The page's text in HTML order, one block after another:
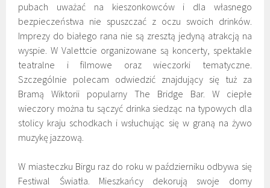
pubach uważać na kieszonkowców i dla własnego
bezpieczeństwa nie spuszczać z oczu swoich drinków.
Imprezy do białego rana nie są zresztą jedyną atrakcją na
wyspie. W Valettcie organizowane są koncerty, spektakle
teatralne i filmowe oraz wieczorki tematyczne.
Szczególnie polecam odwiedzić znajdujący się tuż za
Bramą Wiktorii popularny The Bridge Bar. W ciepłe
wieczory można tu sączyć drinka siedząc na typowych dla
stolicy kraju schodkach i wsłuchując się w graną na żywo
muzykę jazzową.
W miasteczku Birgu raz do roku w październiku odbywa się
Festiwal Światła. Mieszkańcy dekorują swoje domy